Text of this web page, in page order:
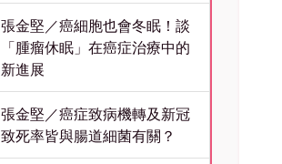
張金堅／癌細胞也會冬眠！談
「腫瘤休眠」在癌症治療中的
新進展
張金堅／癌症致病機轉及新冠
致死率皆與腸道細菌有關？